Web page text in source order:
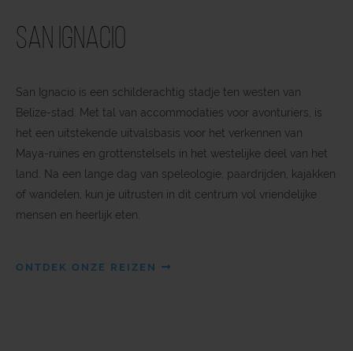
San Ignacio
San Ignacio is een schilderachtig stadje ten westen van
Belize-stad. Met tal van accommodaties voor avonturiers, is
het een uitstekende uitvalsbasis voor het verkennen van
Maya-ruïnes en grottenstelsels in het westelijke deel van het
land. Na een lange dag van speleologie, paardrijden, kajakken
of wandelen, kun je uitrusten in dit centrum vol vriendelijke
mensen en heerlijk eten.
ONTDEK ONZE REIZEN